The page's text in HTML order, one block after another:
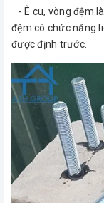
- Ê cu, vòng đệm
đệm có chức năng
được định trước.